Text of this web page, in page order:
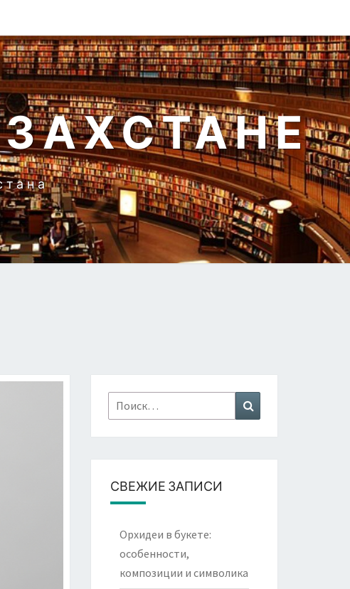
Найти:
СВЕЖИЕ ЗАПИСИ
Орхидеи в букете:
особенности,
композиции и символика